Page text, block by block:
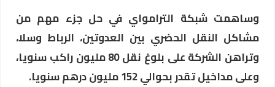
وساهمت شبكة الترامواي في حل جزء مهم من
مشاكل النقل الحضري بين العدوتين، الرباط وسلا،
وتراهن الشركة على بلوغ نقل 80 مليون راكب سنويا،
وعلى مداخيل تقدر بحوالي 152 مليون درهم سنويا.